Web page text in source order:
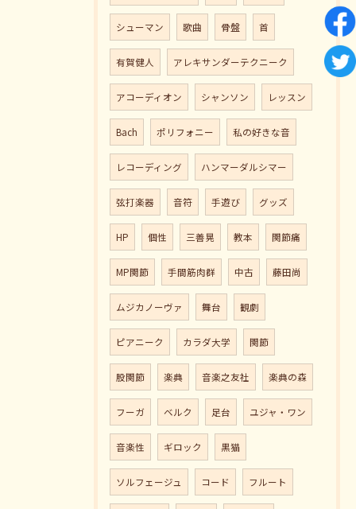
シューマン 歌曲 骨盤 首
有賀健人 アレキサンダーテクニーク
アコーディオン シャンソン レッスン
Bach ポリフォニー 私の好きな音
レコーディング ハンマーダルシマー
弦打楽器 音符 手遊び グッズ
HP 個性 三善晃 教本 関節痛
MP関節 手間筋肉群 中古 藤田尚
ムジカノーヴァ 舞台 観劇
ピアニーク カラダ大学 関節
股関節 楽典 音楽之友社 楽典の森
フーガ ベルク 足台 ユジャ・ワン
音楽性 ギロック 黒猫
ソルフェージュ コード フルート